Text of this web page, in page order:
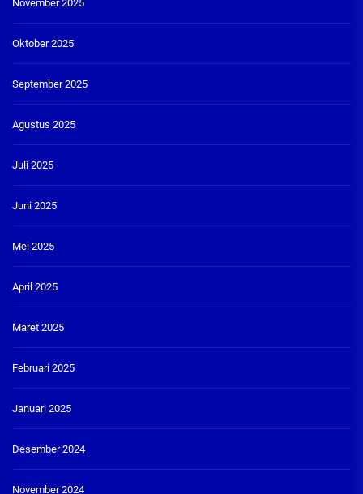
November 2025
Oktober 2025
September 2025
Agustus 2025
Juli 2025
Juni 2025
Mei 2025
April 2025
Maret 2025
Februari 2025
Januari 2025
Desember 2024
November 2024